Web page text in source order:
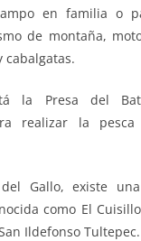
en familia o
de montaña,
cabalgatas.
la Presa del
realizar la
Gallo, existe
como El
Ildefonso Tultepec.